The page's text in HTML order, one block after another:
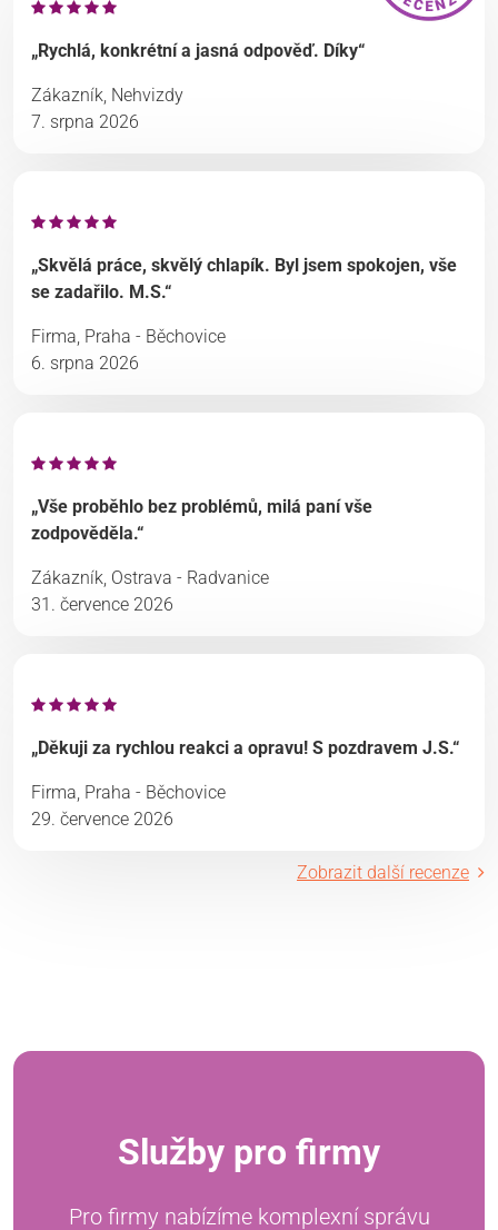
„Rychlá, konkrétní a jasná odpověď. Díky“
Zákazník, Nehvizdy
7. srpna 2026
„Skvělá práce, skvělý chlapík. Byl jsem spokojen, vše
se zadařilo. M.S.“
Firma, Praha - Běchovice
6. srpna 2026
„Vše proběhlo bez problémů, milá paní vše
zodpověděla.“
Zákazník, Ostrava - Radvanice
31. července 2026
„Děkuji za rychlou reakci a opravu! S pozdravem J.S.“
Firma, Praha - Běchovice
29. července 2026
Zobrazit další recenze
Služby pro firmy
Pro firmy nabízíme komplexní správu